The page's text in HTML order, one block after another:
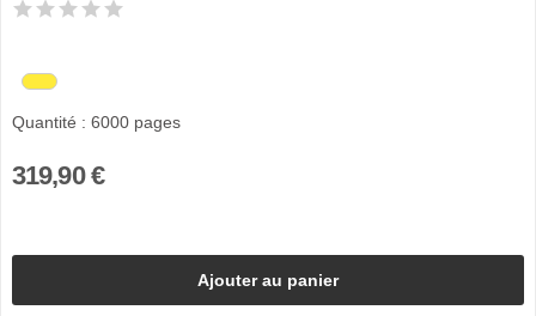
Quantité : 6000 pages
319,90 €
Ajouter au panier